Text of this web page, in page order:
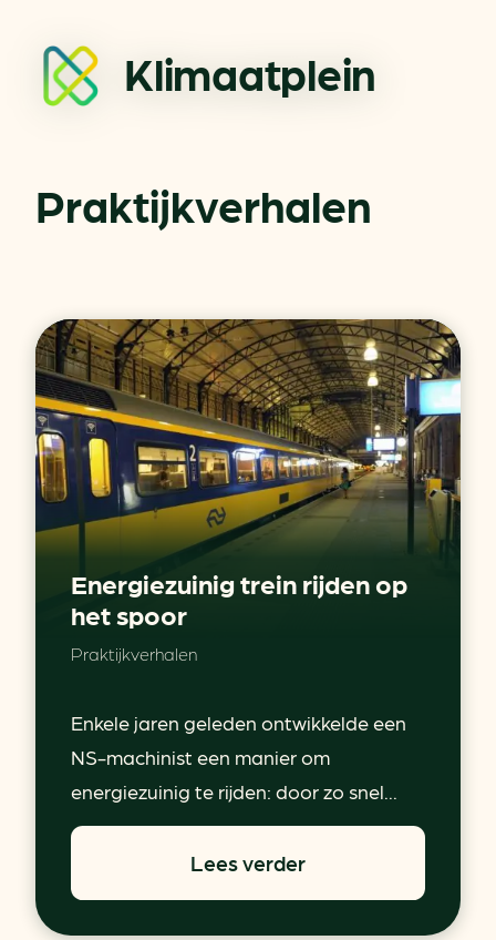
Klimaatplein
Praktijkverhalen
Energiezuinig trein rijden op
het spoor
Praktijkverhalen
Enkele jaren geleden ontwikkelde een
NS-machinist een manier om
energiezuinig te rijden: door zo snel...
Lees verder